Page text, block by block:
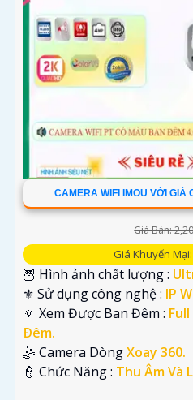
CAMERA WIFI IMOU VỚI GIÁ
Giá Bán:
Giá Khuyến
🦉 Hình ảnh chất lượng :
⚜️ Sử dụng công nghệ : IP
🔅 Xem Được Ban Đêm :
Ðêm.
🤹 Camera DòngXoay 360.
️👮 Chức Năng : Thu Âm Và